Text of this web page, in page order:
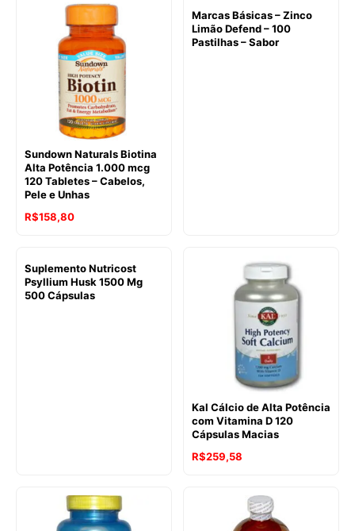
Sundown Naturals Biotina
Alta Potência 1.000 mcg
120 Tabletes – Cabelos,
Pele e Unhas
R$158,80
Marcas Básicas – Zinco
Limão Defend – 100
Pastilhas – Sabor
Suplemento Nutricost
Psyllium Husk 1500 Mg
500 Cápsulas
Kal Cálcio de Alta Potência
com Vitamina D 120
Cápsulas Macias
R$259,58